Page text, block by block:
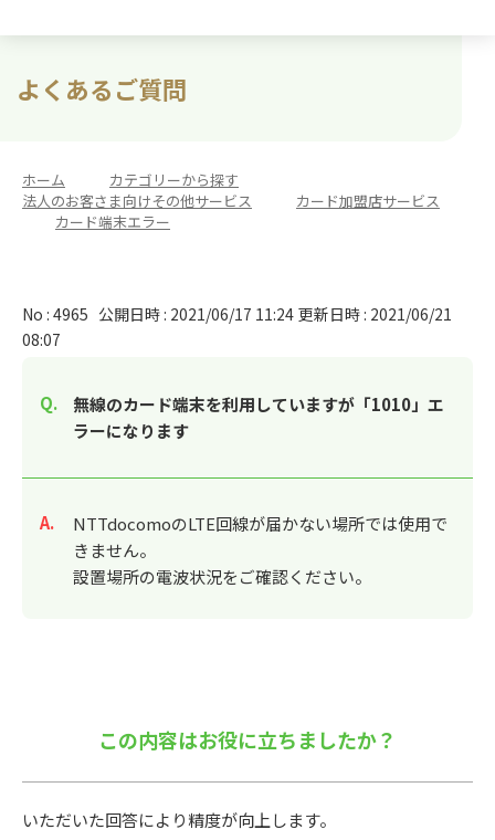
よくあるご質問
ホーム カテゴリーから探す
法人のお客さま向けその他サービス
カード加盟店サービス
カード端末エラー
No : 4965 公開日時 : 2021/06/17 11:24 更新日時 : 2021/06/21
08:07
無線のカード端末を利用していますが「1010」エ
ラーになります
回答
NTTdocomoのLTE回線が届かない場所では使用で
きません。
設置場所の電波状況をご確認ください。
この内容はお役に立ちましたか？
いただいた回答により精度が向上します。